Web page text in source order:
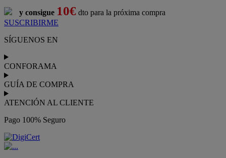
y consigue 10€ dto para la próxima compra
SUSCRIBIRME
SÍGUENOS EN
CONFORAMA
GUÍA DE COMPRA
ATENCIÓN AL CLIENTE
Pago 100% Seguro